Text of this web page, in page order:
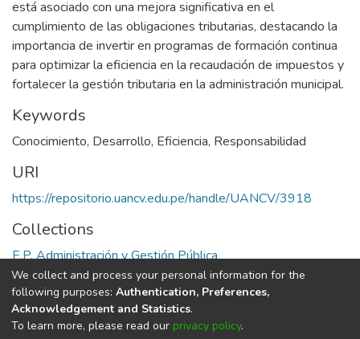
está asociado con una mejora significativa en el
cumplimiento de las obligaciones tributarias, destacando la
importancia de invertir en programas de formación continua
para optimizar la eficiencia en la recaudación de impuestos y
fortalecer la gestión tributaria en la administración municipal.
Keywords
Conocimiento, Desarrollo, Eficiencia, Responsabilidad
URI
https://repositorio.uancv.edu.pe/handle/UANCV/3918
Collections
E.P. Administración y Gestión Pública
Full item page
DSpace softwarecopyright © 2002-2026
We collect and process your personal information for the
following purposes: Authentication, Preferences,
Acknowledgement and Statistics.
To learn more, please read our privacy policy.